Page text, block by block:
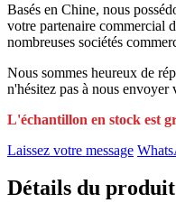
Basés en Chine, nous
votre partenaire commercial
nombreuses sociétés
Nous sommes heureux de
n'hésitez pas à nous envoyer
L'échantillon en stock est
Laissez votre message
Détails du produit